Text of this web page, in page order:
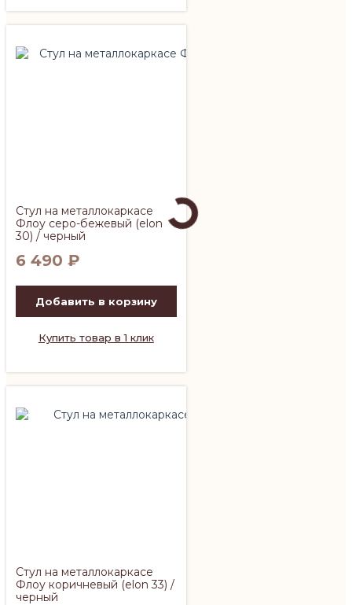
Стул на металлокаркасе
Флоу серо-бежевый (elon
30) / черный
6 490 ₽
Добавить в корзину
Купить товар в 1 клик
Стул на металлокаркасе
Флоу коричневый (elon 33) /
черный